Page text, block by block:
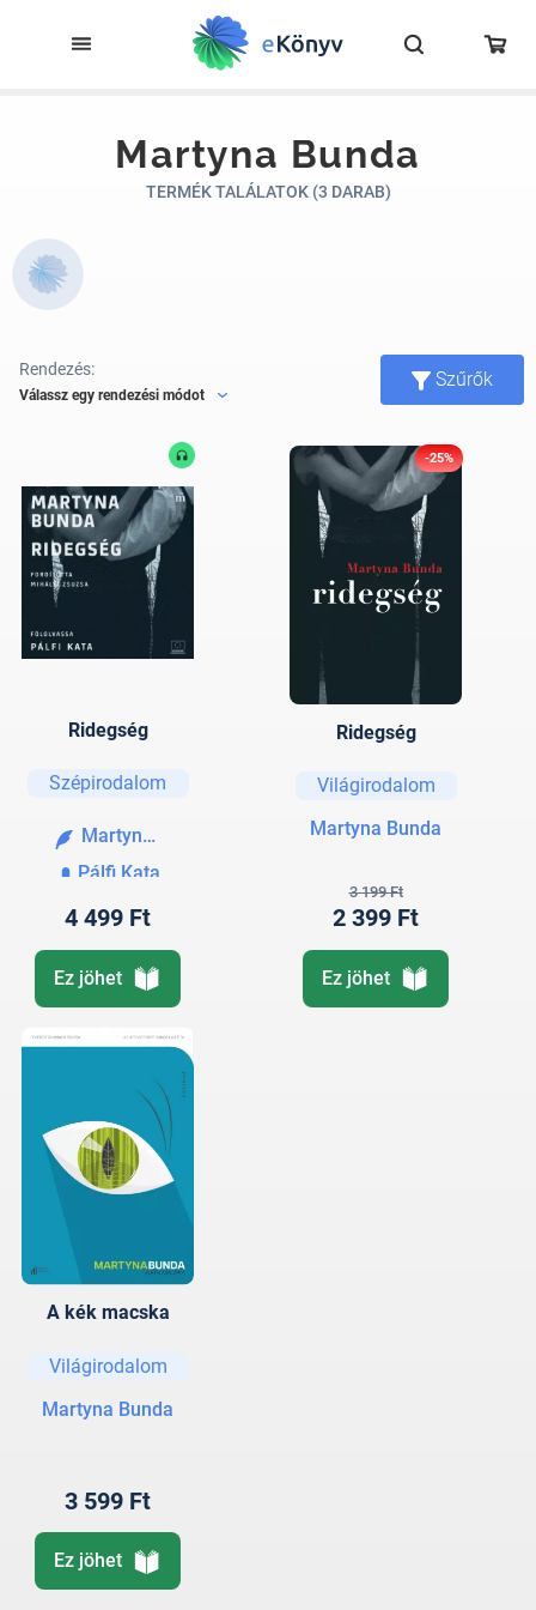
Martyna Bunda
TERMÉK TALÁLATOK (3 DARAB)
Rendezés:
Válassz egy rendezési módot
Szűrők
Ridegség
Szépirodalom
Martyna Bunda
Pálfi Kata
4 499 Ft
Ez jöhet
-25%
Ridegség
Világirodalom
Martyna Bunda
3 199 Ft
2 399 Ft
Ez jöhet
A kék macska
Világirodalom
Martyna Bunda
3 599 Ft
Ez jöhet